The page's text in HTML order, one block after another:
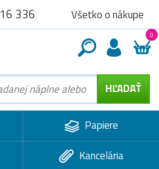
336 Všetko o nákupe
0
Papiere
Kancelária